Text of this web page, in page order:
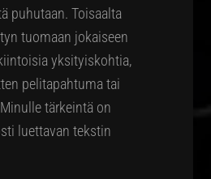
puhutaan. Toisaalta
tuomaan jokaiseen
yksityiskohtia,
pelitapahtuma tai
tärkeintä on
luettavan tekstin